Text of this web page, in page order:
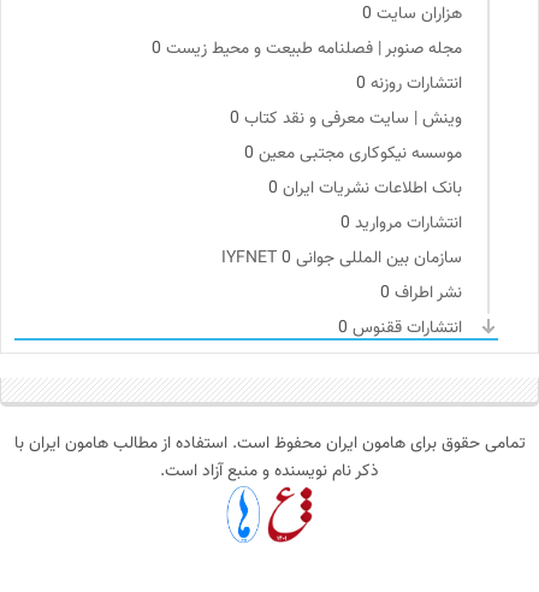
هزاران سایت
مجله صنوبر | فصلنامه طبیعت و محیط زیست
انتشارات روزنه
وینش | سایت معرفی و نقد کتاب
موسسه نیکوکاری مجتبی معین
بانک اطلاعات نشریات ایران
انتشارات مروارید
سازمان بین المللی جوانی IYFNET 0
نشر اطراف
انتشارات ققنوس
فیدیبو | کتاب الکترونیک و صوتی0
خانه هنرمندان ایران
مجله طراحان ایده | نشریه اقتصادی فرهنگی0
بنیاد امور بیمارهای خاص0
تمامی حقوق برای هامون ایران محفوظ است. استفاده از مطالب هامون ایران با
ذکر نام نویسنده و منبع آزاد است.